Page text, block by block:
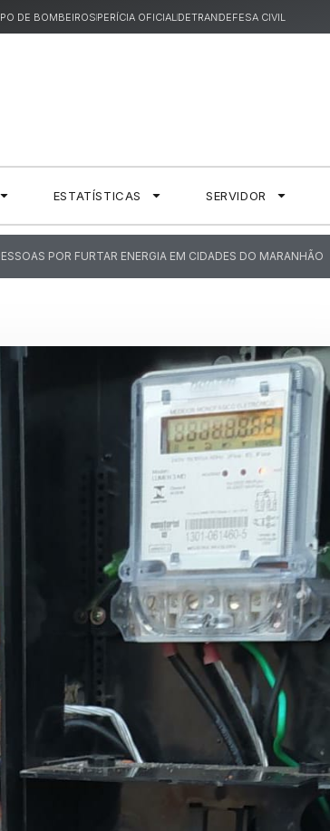
DE BOMBEIROSPERÍCIA OFICIALDETRANDEFESA CIVIL
ESTATÍSTICAS SERVIDOR
POR FURTAR ENERGIA EM CIDADES DO MARANHÃO